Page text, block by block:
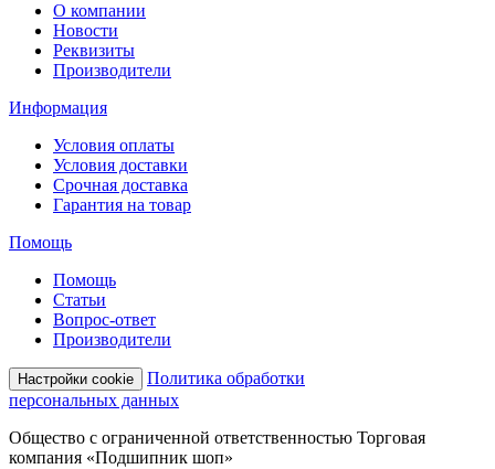
О компании
Новости
Реквизиты
Производители
Информация
Условия оплаты
Условия доставки
Срочная доставка
Гарантия на товар
Помощь
Помощь
Статьи
Вопрос-ответ
Производители
Настройки cookie
Политика обработки
персональных данных
Общество с ограниченной ответственностью Торговая
компания «Подшипник шоп»